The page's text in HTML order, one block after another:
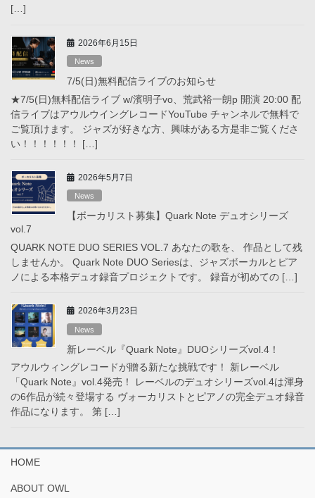
[…]
2026年6月15日
News
7/5(日)無料配信ライブのお知らせ
★7/5(日)無料配信ライブ w/濱明子vo、荒武裕一朗p 開演 20:00 配
信ライブはアウルウイングレコードYouTube チャンネルで無料で
ご覧頂けます。 ジャズが好きな方、興味がある方是非ご覧くださ
い！！！！！！ […]
2026年5月7日
News
【ボーカリスト募集】Quark Note デュオシリーズ
vol.7
QUARK NOTE DUO SERIES VOL.7 あなたの歌を、 作品として残
しませんか。 Quark Note DUO Seriesは、ジャズボーカルとピア
ノによる本格デュオ録音プロジェクトです。 録音が初めての […]
2026年3月23日
News
新レーベル『Quark Note』DUOシリーズvol.4！
アウルウィングレコードが贈る新たな挑戦です！ 新レーベル
「Quark Note』vol.4発売！ レーベルのデュオシリーズvol.4は渾身
の6作品が続々登場する ヴォーカリストとピアノの完全デュオ録音
作品になります。 第 […]
HOME
ABOUT OWL